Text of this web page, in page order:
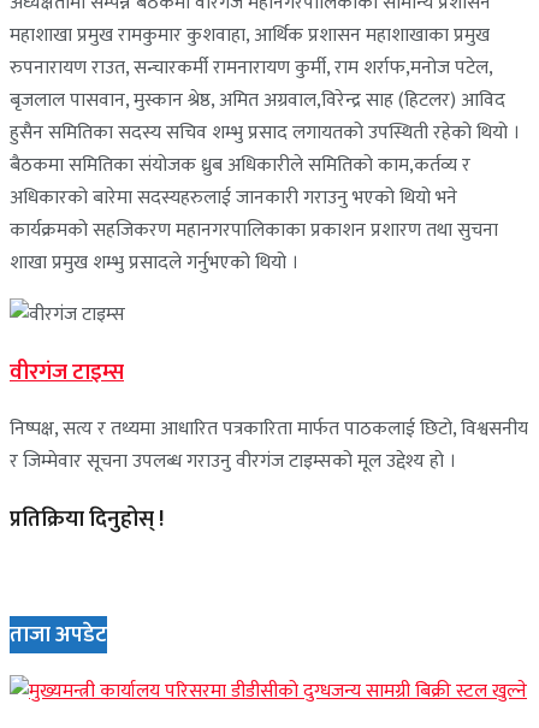
महाशाखा प्रमुख रामकुमार कुशवाहा, आर्थिक प्रशासन महाशाखाका प्रमुख
रुपनारायण राउत, सन्चारकर्मी रामनारायण कुर्मी, राम शर्राफ,मनोज पटेल,
बृजलाल पासवान, मुस्कान श्रेष्ठ, अमित अग्रवाल,विरेन्द्र साह (हिटलर) आविद
हुसैन समितिका सदस्य सचिव शम्भु प्रसाद लगायतको उपस्थिती रहेको थियो ।
बैठकमा समितिका संयोजक ध्रुब अधिकारीले समितिको काम,कर्तव्य र
अधिकारको बारेमा सदस्यहरुलाई जानकारी गराउनु भएको थियो भने
कार्यक्रमको सहजिकरण महानगरपालिकाका प्रकाशन प्रशारण तथा सुचना
शाखा प्रमुख शम्भु प्रसादले गर्नुभएको थियो ।
वीरगंज टाइम्स
निष्पक्ष, सत्य र तथ्यमा आधारित पत्रकारिता मार्फत पाठकलाई छिटो, विश्वसनीय
र जिम्मेवार सूचना उपलब्ध गराउनु वीरगंज टाइम्सको मूल उद्देश्य हो ।
प्रतिक्रिया दिनुहोस् !
ताजा अपडेट